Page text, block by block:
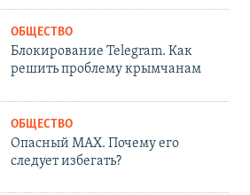
ОБЩЕСТВО
Блокирование Telegram. Как
решить проблему крымчанам
ОБЩЕСТВО
Опасный MAX. Почему его
следует избегать?